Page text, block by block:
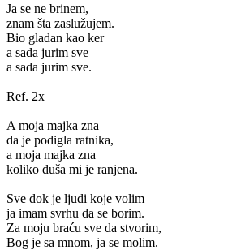
Ja se ne brinem,
znam šta zaslužujem.
Bio gladan kao ker
a sada jurim sve
a sada jurim sve.
Ref. 2x
A moja majka zna
da je podigla ratnika,
a moja majka zna
koliko duša mi je ranjena.
Sve dok je ljudi koje volim
ja imam svrhu da se borim.
Za moju braću sve da stvorim,
Bog je sa mnom, ja se molim.